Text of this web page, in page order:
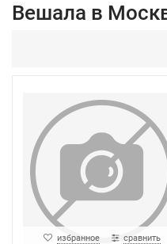
Вешала в
избранное сравнить